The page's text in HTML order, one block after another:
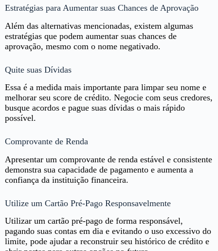
Estratégias para Aumentar suas Chances de Aprovação
Além das alternativas mencionadas, existem algumas
estratégias que podem aumentar suas chances de
aprovação, mesmo com o nome negativado.
Quite suas Dívidas
Essa é a medida mais importante para limpar seu nome e
melhorar seu score de crédito. Negocie com seus credores,
busque acordos e pague suas dívidas o mais rápido
possível.
Comprovante de Renda
Apresentar um comprovante de renda estável e consistente
demonstra sua capacidade de pagamento e aumenta a
confiança da instituição financeira.
Utilize um Cartão Pré-Pago Responsavelmente
Utilizar um cartão pré-pago de forma responsável,
pagando suas contas em dia e evitando o uso excessivo do
limite, pode ajudar a reconstruir seu histórico de crédito e